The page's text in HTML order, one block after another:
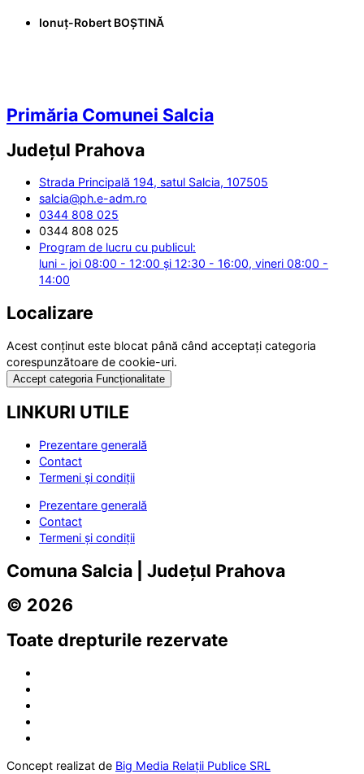
Ionuț-Robert BOȘTINĂ
Primăria Comunei Salcia
Județul Prahova
Strada Principală 194, satul Salcia, 107505
salcia@ph.e-adm.ro
0344 808 025
0344 808 025
Program de lucru cu publicul:
luni - joi 08:00 - 12:00 și 12:30 - 16:00, vineri 08:00 -
14:00
Localizare
Acest conținut este blocat până când acceptați categoria
corespunzătoare de cookie-uri.
Accept categoria Funcționalitate
LINKURI UTILE
Prezentare generală
Contact
Termeni și condiții
Prezentare generală
Contact
Termeni și condiții
Comuna Salcia | Județul Prahova
© 2026
Toate drepturile rezervate
Concept realizat de Big Media Relații Publice SRL